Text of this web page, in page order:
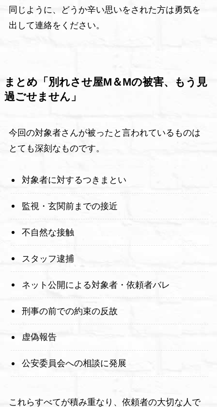
同じように、どうか辛い思いをされた方は勇気を
出して連絡をください。
まとめ「別れさせ屋M＆Mの被害、もう見
過ごせません」
今回の対象者さんが被ったと言われているものは
とても深刻なものです。
対象者に対するつきまとい
監視・玄関前までの接近
不自然な接触
スタッフ逮捕
ネット公開による対象者・依頼者バレ
刑事の前での約束の反故
虚偽報告
公安委員会への相談に発展
これらすべてが積み重なり、依頼者の大切な人で